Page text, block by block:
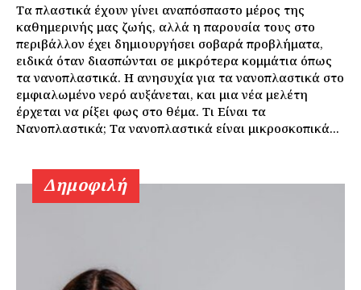
Τα πλαστικά έχουν γίνει αναπόσπαστο μέρος της
καθημερινής μας ζωής, αλλά η παρουσία τους στο
περιβάλλον έχει δημιουργήσει σοβαρά προβλήματα,
ειδικά όταν διασπώνται σε μικρότερα κομμάτια όπως
τα νανοπλαστικά. Η ανησυχία για τα νανοπλαστικά στο
εμφιαλωμένο νερό αυξάνεται, και μια νέα μελέτη
έρχεται να ρίξει φως στο θέμα. Τι Είναι τα
Νανοπλαστικά; Τα νανοπλαστικά είναι μικροσκοπικά...
Δημοφιλή